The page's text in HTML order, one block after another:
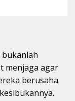
menjaga agar
berusaha